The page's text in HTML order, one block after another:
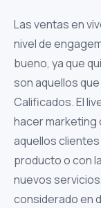
Las ventas en
nivel de
bueno, ya que
son aquellos
Calificados. El
hacer marketing
aquellos
producto o con
nuevos
considerado en